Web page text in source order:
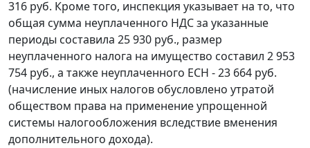
316 руб. Кроме того, инспекция указывает на то, что
общая сумма неуплаченного НДС за указанные
периоды составила 25 930 руб., размер
неуплаченного налога на имущество составил 2 953
754 руб., а также неуплаченного ЕСН - 23 664 руб.
(начисление иных налогов обусловлено утратой
обществом права на применение упрощенной
системы налогообложения вследствие вменения
дополнительного дохода).